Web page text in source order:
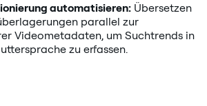
automatisieren: Übersetzen
parallel zur
Videometadaten, um Suchtrends in
zu erfassen.